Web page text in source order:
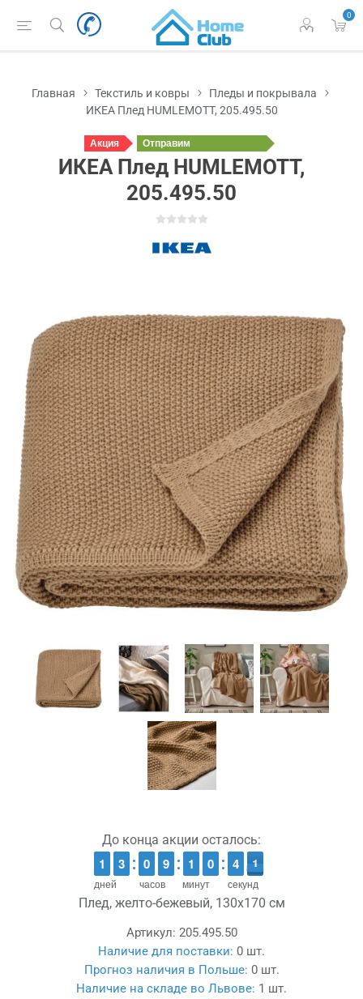
0
Главная Текстиль и ковры
Пледы и покрывала
ИКЕА Плед HUMLEMOTT, 205.495.50
Акция
Отправим
завтра
ИКЕА Плед HUMLEMOTT,
205.495.50
До конца акции осталось:
дней
1
1
1
1 2
2
3
3
часов
9
9
0
0 8
8
9
9
минут
1
1
1
1 9
9
0
0
секунд
4
4
3 0
0
9
Плед, желто-бежевый, 130x170 см
Артикул: 205.495.50
Наличие для поставки: 0 шт.
Прогноз наличия в Польше: 0 шт.
Наличие на складе во Львове: 1 шт.